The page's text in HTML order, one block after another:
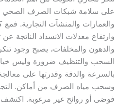
على سلامة شبكات الصرف الصحي
والعمارات والمنشآت التجارية. فمع
وارتفاع معدلات الانسداد الناتجة
والدهون والمخلفات، يصبح وجود
السحب والتنظيف ضرورة وليس
بالسرعة والدقة وقدرتها على
وسحب مياه الصرف من أماكن.
فوضى أو روائح غير مرغوبة.